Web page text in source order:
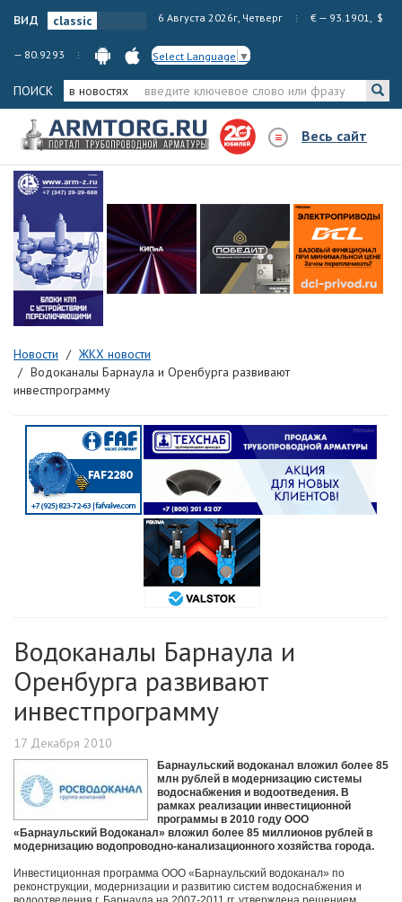
вид 6 Августа 2026г, Четверг € — 93.1901, $
— 80.9293 Select Language ▼
ПОИСК в новостях
Весь сайт
Новости
ЖКХ новости
Водоканалы Барнаула и Оренбурга развивают
инвестпрограмму
Водоканалы Барнаула и
Оренбурга развивают
инвестпрограмму
17 Декабря 2010
Барнаульский водоканал вложил более 85
млн рублей в модернизацию системы
водоснабжения и водоотведения. В
рамках реализации инвестиционной
программы в 2010 году ООО
«Барнаульский Водоканал» вложил более 85 миллионов рублей в
модернизацию водопроводно-канализационного хозяйства города.
Инвестиционная программа ООО «Барнаульский водоканал» по
реконструкции, модернизации и развитию систем водоснабжения и